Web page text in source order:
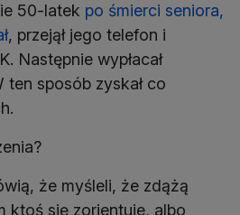
50-latek po śmierci seniora,
, przejął jego telefon i
Następnie wypłacał
ten sposób zyskał co
że myśleli, że zdążą
ktoś się zorientuje, albo